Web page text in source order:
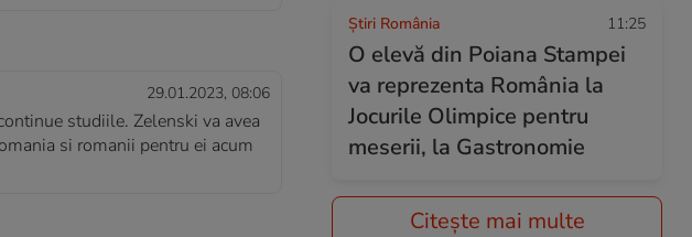
29.01.2023, 08:06
studiile. Zelenski va avea
si romanii pentru ei acum
Știri România 11:25
O elevă din Poiana Stampei
va reprezenta România la
Jocurile Olimpice pentru
meserii, la Gastronomie
Citește mai multe